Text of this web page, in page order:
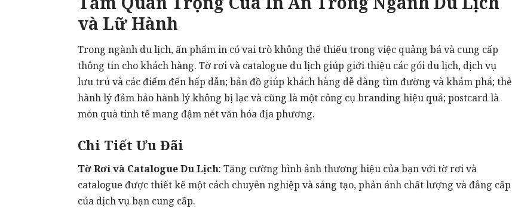
và Lữ Hành
Trong ngành du lịch, ấn phẩm in có vai trò không thể thiếu trong việc quảng bá và cung cấp
thông tin cho khách hàng. Tờ rơivà catalogue du lịch giúp giới thiệu các gói du lịch, dịch vụ
lưu trú và các điểm đến hấp dẫn; bản đồ giúp khách hàng dễ dàng tìm đường và khám phá; thẻ
hành lý đảm bảo hành lý không bị lạc và cũng là một công cụ branding hiệu quả; postcard là
món quà tinh tế mang đậm nét văn hóa địa phương.
Chi Tiết Ưu Đãi
Tờ Rơi và Catalogue Du Lịch: Tăng cường hình ảnh thương hiệu của bạn với tờ rơi và
catalogue được thiết kế một cách chuyên nghiệp và sáng tạo, phản ánh chất lượng và đẳng cấp
của dịch vụ bạn cung cấp.